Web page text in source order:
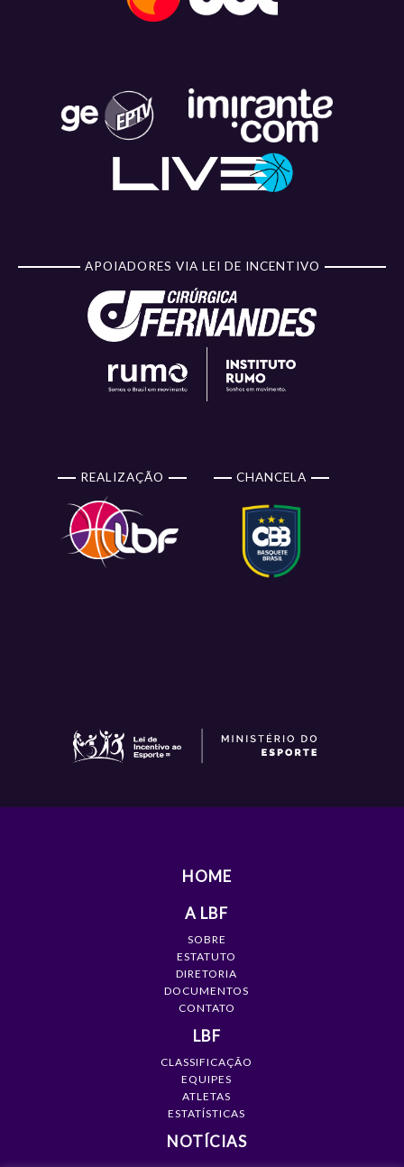
APOIADORES VIA LEI DE INCENTIVO
REALIZAÇÃO CHANCELA
HOME
A LBF
SOBRE
ESTATUTO
DIRETORIA
DOCUMENTOS
CONTATO
LBF
CLASSIFICAÇÃO
EQUIPES
ATLETAS
ESTATÍSTICAS
NOTÍCIAS